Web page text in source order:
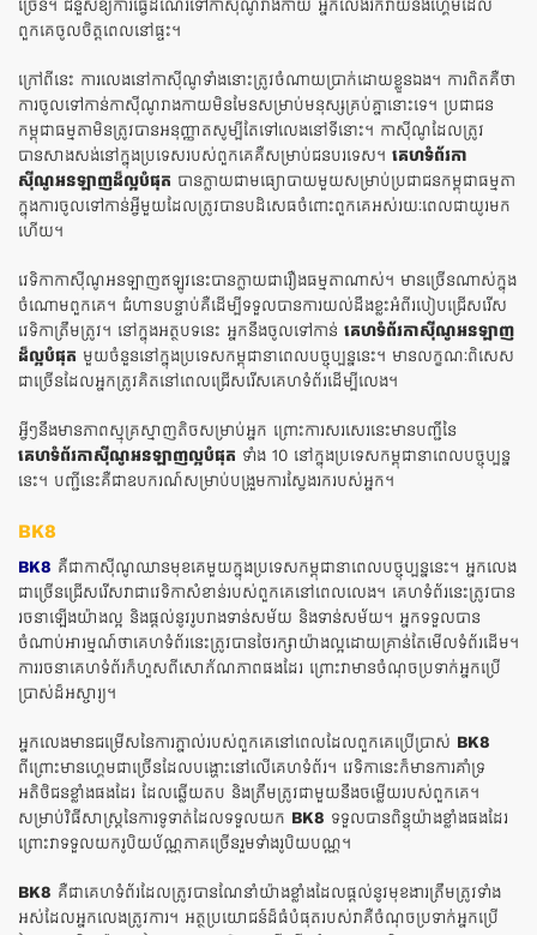
ច្រើន។ ជំនួសឱ្យការធ្វើដំណើរទៅកាស៊ីណូរាងកាយ អ្នកលេងរីករាយនឹងហ្គេមដែល
ពួកគេចូលចិត្តពេលនៅផ្ទះ។
ក្រៅ​ពី​នេះ ការ​លេង​នៅ​កាស៊ីណូ​ទាំង​នោះ​ត្រូវ​ចំណាយ​ប្រាក់​ដោយ​ខ្លួន​ឯង។ ការពិតគឺថា
ការចូលទៅកាន់កាស៊ីណូរាងកាយមិនមែនសម្រាប់មនុស្សគ្រប់គ្នានោះទេ។ ប្រជាជន​
កម្ពុជា​ធម្មតា​មិន​ត្រូវ​បាន​អនុញ្ញាត​សូម្បី​តែ​ទៅ​លេង​នៅ​ទីនោះ​។ កាស៊ីណូដែលត្រូវ
បានសាងសង់នៅក្នុងប្រទេសរបស់ពួកគេគឺសម្រាប់ជនបរទេស។ គេហទំព័រកា
ស៊ីណូអនឡាញដ៏ល្អបំផុត បានក្លាយជាមធ្យោបាយមួយសម្រាប់ប្រជាជនកម្ពុជាធម្មតា
ក្នុងការចូលទៅកាន់អ្វីមួយដែលត្រូវបានបដិសេធចំពោះពួកគេអស់រយៈពេលជាយូរមក
ហើយ។
វេទិកាកាស៊ីណូអនឡាញឥឡូវនេះបានក្លាយជារឿងធម្មតាណាស់។ មានច្រើនណាស់ក្នុង
ចំណោមពួកគេ។ ជំហានបន្ទាប់គឺដើម្បីទទួលបានការយល់ដឹងខ្លះអំពីរបៀបជ្រើសរើស
វេទិកាត្រឹមត្រូវ។ នៅក្នុងអត្ថបទនេះ អ្នកនឹងចូលទៅកាន់ គេហទំព័រកាស៊ីណូអនឡាញ
ដ៏ល្អបំផុត មួយចំនួននៅក្នុងប្រទេសកម្ពុជានាពេលបច្ចុប្បន្ននេះ។ មានលក្ខណៈពិសេស
ជាច្រើនដែលអ្នកត្រូវគិតនៅពេលជ្រើសរើសគេហទំព័រដើម្បីលេង។
អ្វីៗនឹងមានភាពស្មុគ្រស្មាញតិចសម្រាប់អ្នក ព្រោះការសរសេរនេះមានបញ្ជីនៃ
គេហទំព័រកាស៊ីណូអនឡាញល្អបំផុត ទាំង 10 នៅក្នុងប្រទេសកម្ពុជានាពេលបច្ចុប្បន្ន
នេះ។ បញ្ជីនេះគឺជាឧបករណ៍សម្រាប់បង្រួមការស្វែងរករបស់អ្នក។
BK8
BK8 គឺជាកាស៊ីណូឈានមុខគេមួយក្នុងប្រទេសកម្ពុជានាពេលបច្ចុប្បន្ននេះ។ អ្នកលេង
ជាច្រើនជ្រើសរើសវាជាវេទិកាសំខាន់របស់ពួកគេនៅពេលលេង។ គេហទំព័រនេះត្រូវបាន
រចនាឡើងយ៉ាងល្អ និងផ្តល់នូវរូបរាងទាន់សម័យ និងទាន់សម័យ។ អ្នកទទួលបាន
ចំណាប់អារម្មណ៍ថាគេហទំព័រនេះត្រូវបានថែរក្សាយ៉ាងល្អដោយគ្រាន់តែមើលទំព័រដើម។
ការរចនាគេហទំព័រក៏ហួសពីសោភ័ណភាពផងដែរ ព្រោះវាមានចំណុចប្រទាក់អ្នកប្រើ
ប្រាស់ដ៏អស្ចារ្យ។
អ្នកលេងមានជម្រើសនៃការភ្នាល់របស់ពួកគេនៅពេលដែលពួកគេប្រើប្រាស់ BK8
ពីព្រោះមានហ្គេមជាច្រើនដែលបង្ហោះនៅលើគេហទំព័រ។ វេទិកានេះក៏មានការគាំទ្រ
អតិថិជនខ្លាំងផងដែរ ដែលឆ្លើយតប និងត្រឹមត្រូវជាមួយនឹងចម្លើយរបស់ពួកគេ។
សម្រាប់វិធីសាស្រ្តនៃការទូទាត់ដែលទទួលយក BK8 ទទួលបានពិន្ទុយ៉ាងខ្លាំងផងដែរ
ព្រោះវាទទួលយករូបិយប័ណ្ណភាគច្រើនរួមទាំងរូបិយបណ្ណ។
BK8 គឺជាគេហទំព័រដែលត្រូវបានណែនាំយ៉ាងខ្លាំងដែលផ្តល់នូវមុខងារត្រឹមត្រូវទាំង
អស់ដែលអ្នកលេងត្រូវការ។ អត្ថប្រយោជន៍ដ៏ធំបំផុតរបស់វាគឺចំណុចប្រទាក់អ្នកប្រើ